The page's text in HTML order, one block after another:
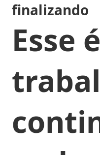
finalizando
Esse